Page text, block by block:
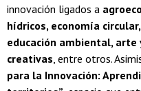
innovación ligados a
hídricos, economía
educación ambiental,
creativas , entre otros.
para la Innovación: